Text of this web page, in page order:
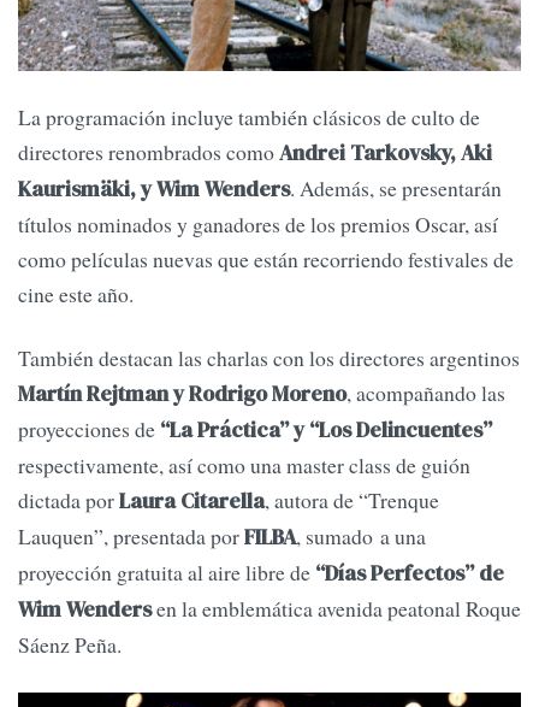
La programación incluye también clásicos de culto de
directores renombrados comoAndrei Tarkovsky, Aki
Kaurismäki, y Wim Wenders. Además, se presentarán
títulos nominados y ganadores de los premios Oscar, así
como películas nuevas que están recorriendo festivales de
cine este año.
También destacan las charlas con los directores argentinos
Martín Rejtman y Rodrigo Moreno, acompañando las
proyecciones de “La Práctica” y “Los Delincuentes”
respectivamente, así como una master class de guión
dictada porLaura Citarella, autora de “Trenque
Lauquen”, presentada porFILBA, sumado a una
proyección gratuita al aire libre de “Días Perfectos” de
Wim Wendersen la emblemática avenida peatonal Roque
Sáenz Peña.